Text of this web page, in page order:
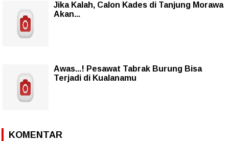
Jika Kalah, Calon Kades di Tanjung Morawa
Akan...
Awas...! Pesawat Tabrak Burung Bisa
Terjadi di Kualanamu
KOMENTAR